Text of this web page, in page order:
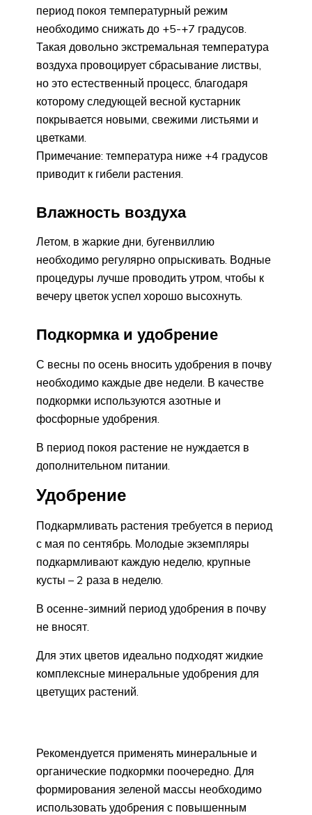
период покоя температурный режим
необходимо снижать до +5-+7 градусов.
Такая довольно экстремальная температура
воздуха провоцирует сбрасывание листвы,
но это естественный процесс, благодаря
которому следующей весной кустарник
покрывается новыми, свежими листьями и
цветками.
Примечание: температура ниже +4 градусов
приводит к гибели растения.
Влажность воздуха
Летом, в жаркие дни, бугенвиллию
необходимо регулярно опрыскивать. Водные
процедуры лучше проводить утром, чтобы к
вечеру цветок успел хорошо высохнуть.
Подкормка и удобрение
С весны по осень вносить удобрения в почву
необходимо каждые две недели. В качестве
подкормки используются азотные и
фосфорные удобрения.
В период покоя растение не нуждается в
дополнительном питании.
Удобрение
Подкармливать растения требуется в период
с мая по сентябрь. Молодые экземпляры
подкармливают каждую неделю, крупные
кусты – 2 раза в неделю.
В осенне-зимний период удобрения в почву
не вносят.
Для этих цветов идеально подходят жидкие
комплексные минеральные удобрения для
цветущих растений.
Рекомендуется применять минеральные и
органические подкормки поочередно. Для
формирования зеленой массы необходимо
использовать удобрения с повышенным